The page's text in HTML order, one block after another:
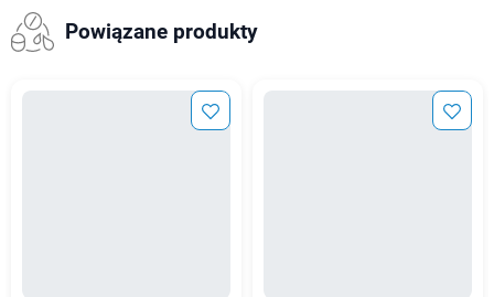
Powiązane produkty